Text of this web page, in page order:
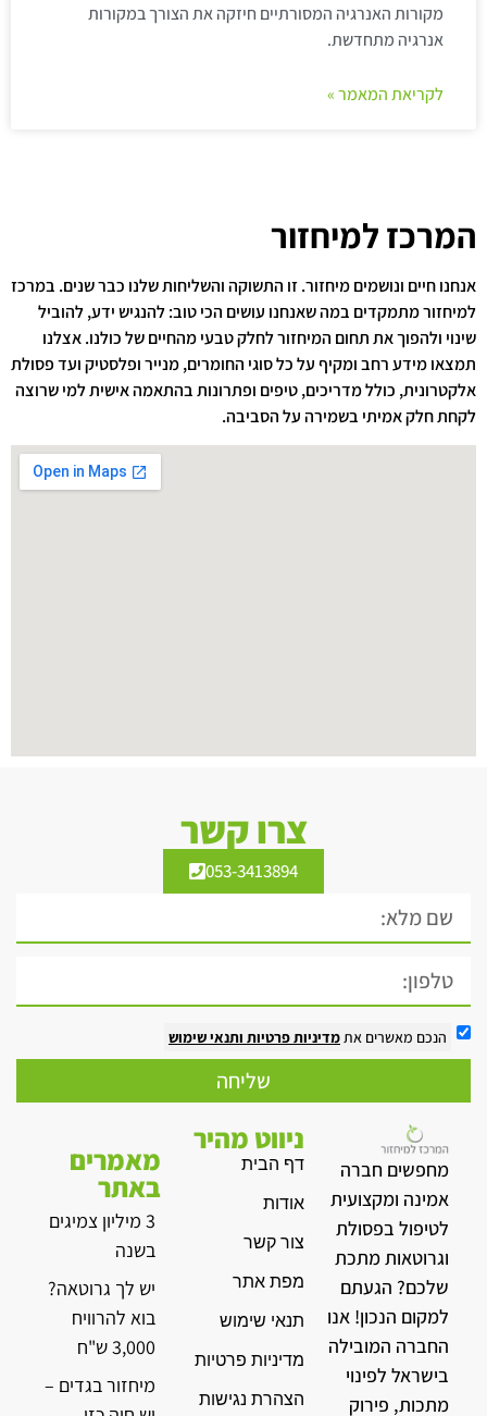
מקורות האנרגיה המסורתיים חיזקה את הצורך במקורות
אנרגיה מתחדשת.
לקריאת המאמר »
המרכז למיחזור
אנחנו חיים ונושמים מיחזור. זו התשוקה והשליחות שלנו כבר שנים. במרכז
למיחזור מתמקדים במה שאנחנו עושים הכי טוב: להנגיש ידע, להוביל
שינוי ולהפוך את תחום המיחזור לחלק טבעי מהחיים של כולנו. אצלנו
תמצאו מידע רחב ומקיף על כל סוגי החומרים, מנייר ופלסטיק ועד פסולת
אלקטרונית, כולל מדריכים, טיפים ופתרונות בהתאמה אישית למי שרוצה
לקחת חלק אמיתי בשמירה על הסביבה.
צרו קשר
053-3413894
הנכם מאשרים אתמדיניות פרטיות ותנאי שימוש
שליחה
מחפשים חברה
אמינה ומקצועית
לטיפול בפסולת
וגרוטאות מתכת
שלכם? הגעתם
למקום הנכון! אנו
החברה המובילה
בישראל לפינוי
מתכות, פירוק
ניווט מהיר
דף הבית
אודות
צור קשר
מפת אתר
תנאי שימוש
מדיניות פרטיות
הצהרת נגישות
מאמרים
באתר
3 מיליון צמיגים
בשנה
יש לך גרוטאה?
בוא להרוויח
3,000 ש"ח
מיחזור בגדים –